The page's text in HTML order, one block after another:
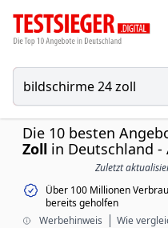
Die 10 besten
Zoll in Deutschland -
Zuletzt
Über 100 Millionen
bereits geholfen
Werbehinweis
Wie